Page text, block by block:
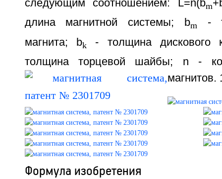
следующим соотношением: L=n(bm
длина магнитной системы; bm -
магнита; bk- толщина дискового
толщина торцевой шайбы; n -
магнитов.
Формула изобретения